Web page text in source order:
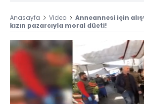
Anasayfa Video
Anneannesi için
kızın pazarcıyla moral düeti!